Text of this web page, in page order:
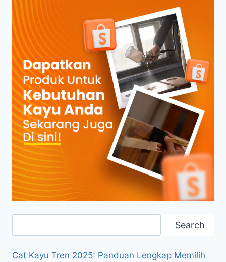
Search
Cat Kayu Tren 2025: Panduan Lengkap Memilih